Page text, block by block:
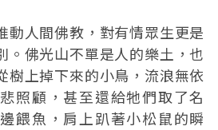
動人間佛教，對有情眾生更是
。佛光山不單是人的樂土，也
樹上掉下來的小鳥，流浪無依
照顧，甚至還給牠們取了名
餵魚，肩上趴著小松鼠的瞬